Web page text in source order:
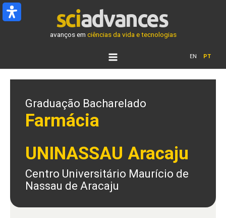
Ir
para
avanços em ciências da vida e tecnologias
EN PT
Graduação Bacharelado
Farmácia
UNINASSAU Aracaju
Centro Universitário Maurício de
Nassau de Aracaju